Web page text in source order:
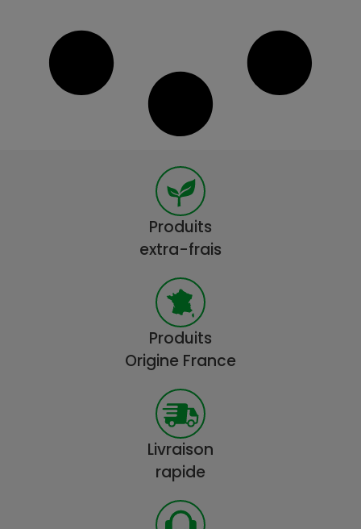
Produits
extra-frais
Produits
Origine France
Livraison
rapide